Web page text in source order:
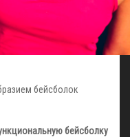
бейсболок
бейсболку